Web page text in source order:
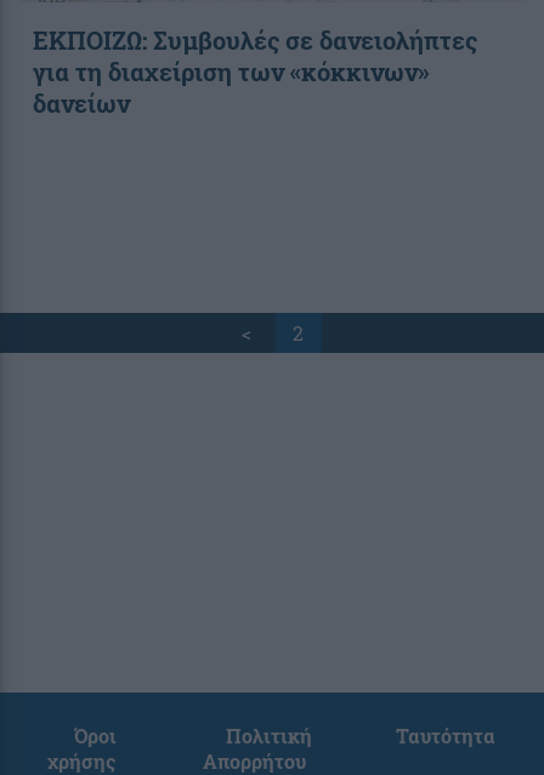
ΕΚΠΟΙΖΩ: Συμβουλές σε δανειολήπτες
για τη διαχείριση των «κόκκινων»
δανείων
< 2
Όροι
χρήσης
Πολιτική
Απορρήτου
Ταυτότητα